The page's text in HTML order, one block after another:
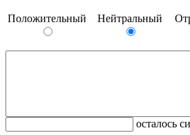
Положительный Нейтральный
осталось